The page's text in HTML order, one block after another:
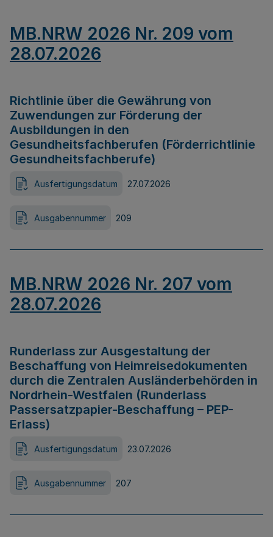
MB.NRW 2026 Nr. 209 vom
28.07.2026
Richtlinie über die Gewährung von
Zuwendungen zur Förderung der
Ausbildungen in den
Gesundheitsfachberufen (Förderrichtlinie
Gesundheitsfachberufe)
Ausfertigungsdatum 27.07.2026
Ausgabennummer 209
MB.NRW 2026 Nr. 207 vom
28.07.2026
Runderlass zur Ausgestaltung der
Beschaffung von Heimreisedokumenten
durch die Zentralen Ausländerbehörden in
Nordrhein-Westfalen (Runderlass
Passersatzpapier-Beschaffung – PEP-
Erlass)
Ausfertigungsdatum 23.07.2026
Ausgabennummer 207